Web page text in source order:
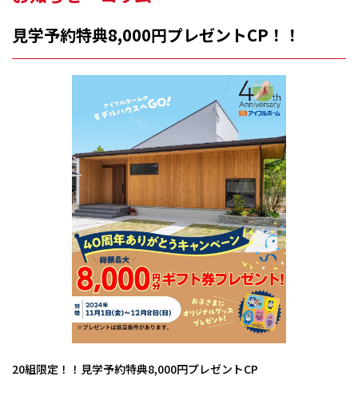
見学予約特典8,000円プレゼントCP！！
20組限定！！見学予約特典8,000円プレゼントCP